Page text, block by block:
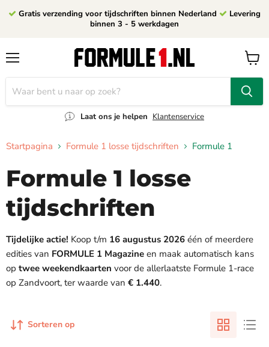
Gratis verzending voor tijdschriften binnen Nederland
Levering
binnen 3 - 5 werkdagen
Laat ons je helpen Klantenservice
Startpagina Formule 1 losse tijdschriften Formule 1
Formule 1 losse
tijdschriften
Tijdelijke actie! Koop t/m 16 augustus 2026 één of meerdere
edities van FORMULE 1 Magazine en maak automatisch kans
op twee weekendkaarten voor de allerlaatste Formule 1-race
op Zandvoort, ter waarde van € 1.440.
Sorteren op